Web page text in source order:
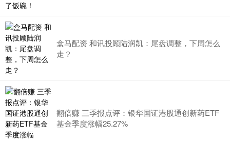
盒马配资 和讯投顾陆润凯：尾盘调整，下周怎么
走？
翻倍赚 三季报点评：银华国证港股通创新药ETF
基金季度涨幅25.27%